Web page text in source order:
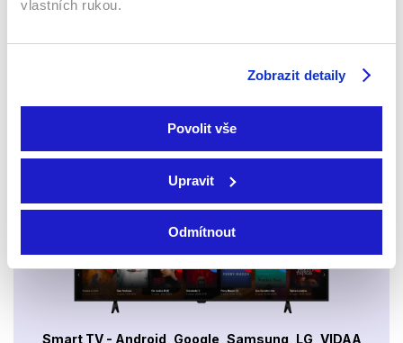
vlastních rukou.
Zobrazit detaily
Povolit vše
Upravit
Odmítnout
Sledovat internetovou televizi jde odkudkoliv
po celé EU, a to až na 6 zařízeních.
Smart TV - Android, Google, Samsung, LG, VIDAA